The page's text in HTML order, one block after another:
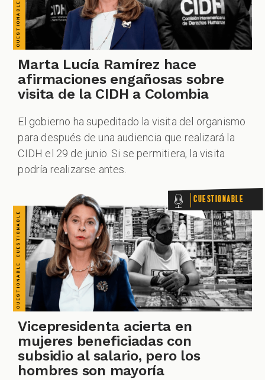
Marta Lucía Ramírez hace
afirmaciones engañosas sobre
visita de la CIDH a Colombia
El gobierno ha supeditado la visita del organismo
para después de una audiencia que realizará la
CIDH el 29 de junio. Si se permitiera, la visita
podría realizarse antes.
CUESTIONABLE CUESTIONABLE CUESTIONABLE CUESTIONABLE CUESTIONABLE CUESTIONABLE CUESTIONABLE Cuestionable
Vicepresidenta acierta en
mujeres beneficiadas con
subsidio al salario, pero los
hombres son mayoría